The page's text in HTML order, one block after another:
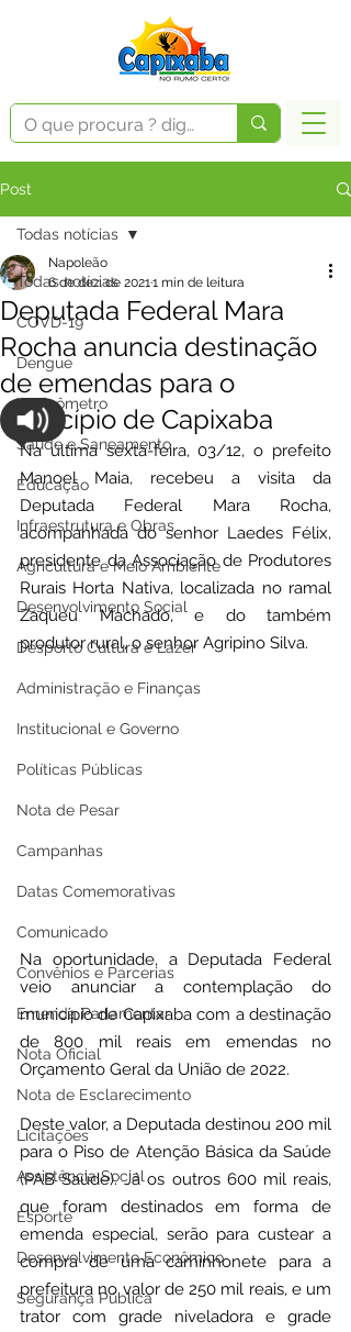
Post
Todas notícias
COVD-19
Dengue
Vacinômetro
Saúde e Saneamento
Educação
Infraestrutura e Obras
Agricultura e Meio Ambiente
Desenvolvimento Social
Desporto Cultura e Lazer
Administração e Finanças
Institucional e Governo
Políticas Públicas
Nota de Pesar
Campanhas
Datas Comemorativas
Comunicado
Convênios e Parcerias
Emenda Parlamentar
Nota Oficial
Nota de Esclarecimento
Licitações
Assistência Social
Esporte
Desenvolvimento Econômico
Segurança Pública
Todas notícias
Deputada Federal Mara
Rocha anuncia destinação
de emendas para o
Município de Capixaba
Napoleão
6 de dez. de 20211 min de leitura
Na última sexta-feira, 03/12, o prefeito
Manoel Maia, recebeu a visita da
Deputada Federal Mara Rocha,
acompanhada do senhor Laedes Félix,
presidente da Associação de Produtores
Rurais Horta Nativa, localizada no ramal
Zaqueu Machado, e do também
produtor rural, o senhor Agripino Silva.
Na oportunidade, a Deputada Federal
veio anunciar a contemplação do
município de Capixaba com a destinação
de 800 mil reais em emendas no
Orçamento Geral da União de 2022.
Deste valor, a Deputada destinou 200 mil
para o Piso de Atenção Básica da Saúde
(PAB Saúde). Já os outros 600 mil reais,
que foram destinados em forma de
emenda especial, serão para custear a
compra de uma caminhonete para a
prefeitura no valor de 250 mil reais, e um
trator com grade niveladora e grade